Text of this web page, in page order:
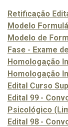
Retificação
Modelo
Modelo de
Fase - Exame
Homologação
Homologação
Edital Curso
Edital 99 -
Psicológico
Edital 98 -